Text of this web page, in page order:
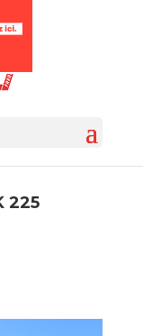
225